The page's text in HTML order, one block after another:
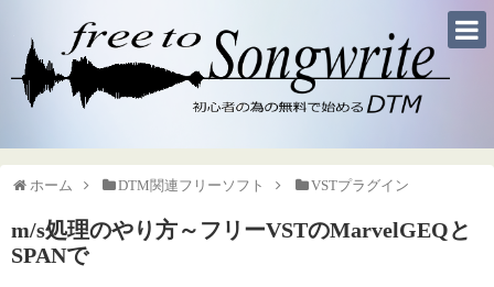
ホーム DTM関連フリーソフト VSTプラグイン
m/s処理のやり方～フリーVSTのMarvelGEQと
SPANで